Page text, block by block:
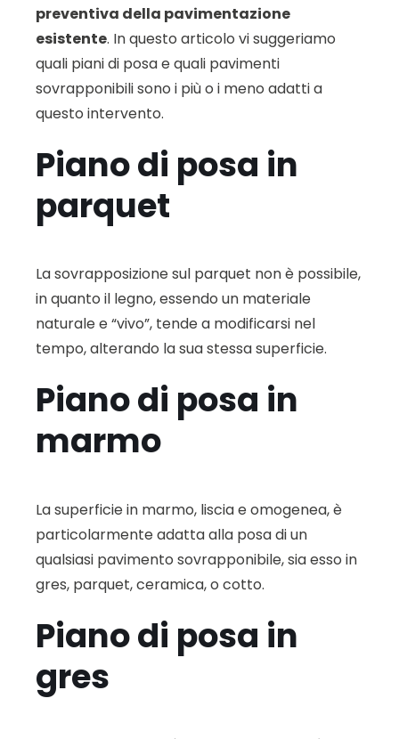
preventiva della pavimentazione
esistente. In questo articolo vi suggeriamo
quali piani di posa e quali pavimenti
sovrapponibili sono i più o i meno adatti a
questo intervento.
Piano di posa in
parquet
La sovrapposizione sul parquet non è possibile,
in quanto il legno, essendo un materiale
naturale e “vivo”, tende a modificarsi nel
tempo, alterando la sua stessa superficie.
Piano di posa in
marmo
La superficie in marmo, liscia e omogenea, è
particolarmente adatta alla posa di un
qualsiasi pavimento sovrapponibile, sia esso in
gres, parquet, ceramica, o cotto.
Piano di posa in
gres